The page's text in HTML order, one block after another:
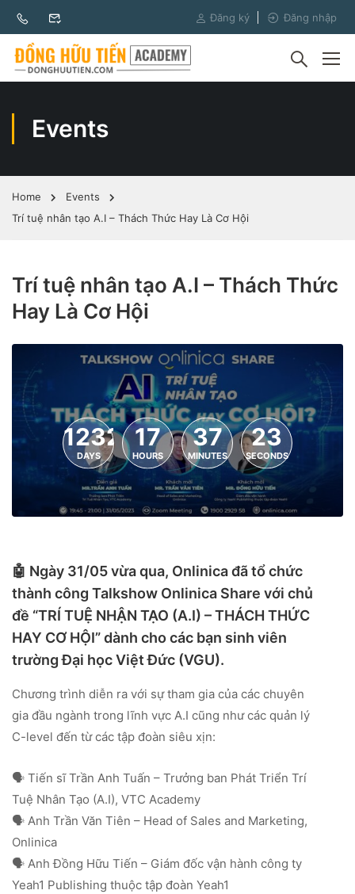
Đăng ký Đăng nhập
Events
Home
Events
Trí tuệ nhân tạo A.I – Thách Thức Hay Là Cơ Hội
Trí tuệ nhân tạo A.I – Thách Thức
Hay Là Cơ Hội
1232
DAYS
17
HOURS
37
MINUTES
22
SECONDS
🤖 Ngày 31/05 vừa qua, Onlinica đã tổ chức
thành công Talkshow Onlinica Share với chủ
đề “TRÍ TUỆ NHẬN TẠO (A.I) – THÁCH THỨC
HAY CƠ HỘI” dành cho các bạn sinh viên
trường Đại học Việt Đức (VGU).
Chương trình diễn ra với sự tham gia của các chuyên
gia đầu ngành trong lĩnh vực A.I cũng như các quản lý
C-level đến từ các tập đoàn siêu xịn:
🗣️ Tiến sĩ Trần Anh Tuấn – Trưởng ban Phát Triển Trí
Tuệ Nhân Tạo (A.I), VTC Academy
🗣️ Anh Trần Văn Tiên – Head of Sales and Marketing,
Onlinica
🗣️ Anh Đồng Hữu Tiến – Giám đốc vận hành công ty
Yeah1 Publishing thuộc tập đoàn Yeah1